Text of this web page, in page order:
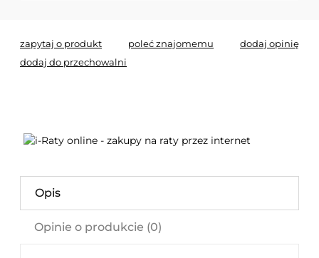
zapytaj o produkt poleć znajomemu
dodaj opinię
dodaj do przechowalni
Opis
Opinie o produkcie (0)